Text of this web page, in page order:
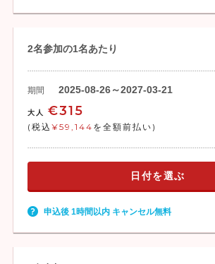
2名参加の1名あたり
期間 2025-08-26～2027-03-21
大人 €315
(税込 ¥59,144 を全額前払い)
日付を選ぶ
申込後 1時間以内 キャンセル無料